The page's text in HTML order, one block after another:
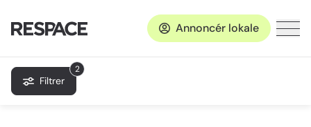
Annoncér lokale
2
Filtrer